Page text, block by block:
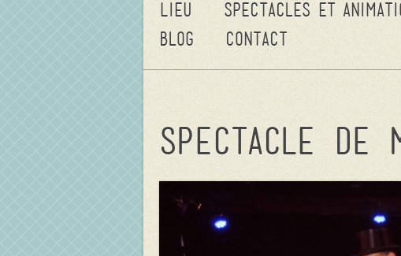
Lieu Spectacles et
Blog
Contact
Spectacle de